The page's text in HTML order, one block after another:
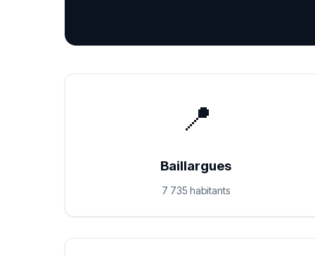
📍
Baillargues
7 735 habitants